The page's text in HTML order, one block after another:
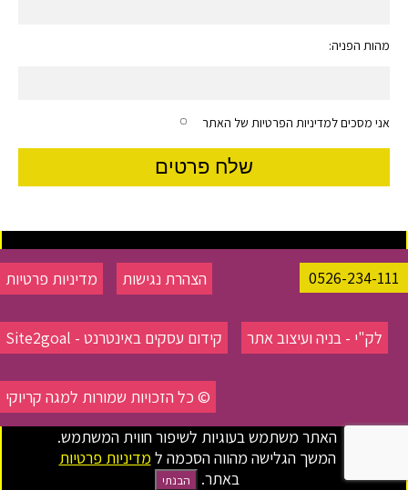
מהות הפניה:
אני מסכים למדיניות הפרטיות של האתר
0526-234-111 מדיניות פרטיות הצהרת נגישות
קידום עסקים באינטרנט - Site2goal לק"י - בניה ועיצוב אתר
© כל הזכויות שמורות למגה קריוקי
האתר משתמש בעוגיות לשיפור חווית המשתמש.
המשך הגלישה מהווה הסכמה ל מדיניות פרטיות
באתר.
הבנתי